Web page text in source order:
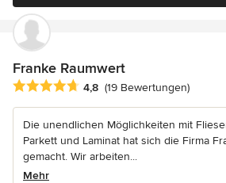
Franke Raumwert
Durchschnittliche Bewertung: 4.8 von
4,8 (19 Bewertungen)
Die unendlichen Möglichkeiten mit
Parkett und Laminat hat sich die Firma
gemacht. Wir arbeiten...
Mehr